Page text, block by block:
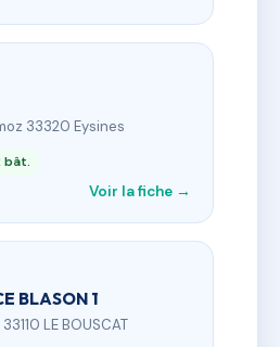
33320 Eysines
Voir la fiche →
BLASON 1
LE BOUSCAT